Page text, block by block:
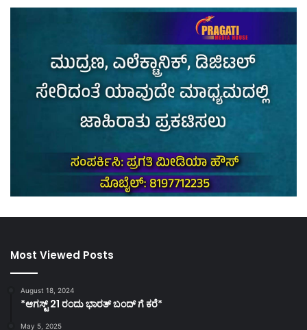
Most Viewed Posts
August 18, 2024
*ಆಗಸ್ಟ್ 21 ರಂದು ಭಾರತ್‌ ಬಂದ್‌ ಗೆ ಕರೆ*
May 5, 2025